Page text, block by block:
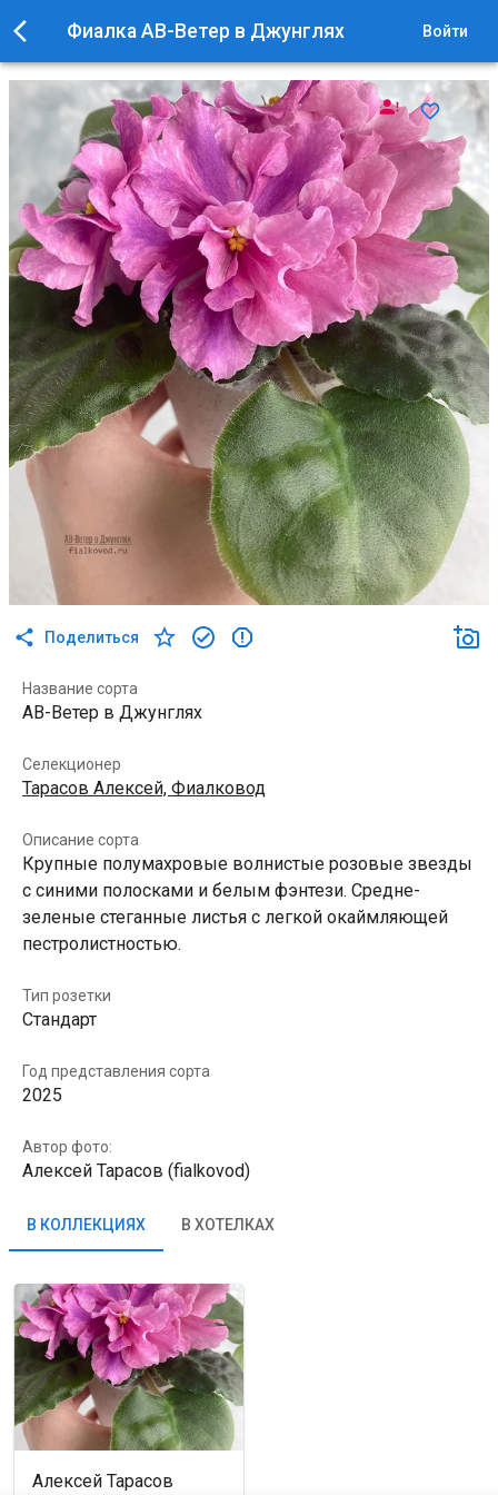
Фиалка АВ-Ветер в Джунглях Войти
Поделиться
Название сорта
АВ-Ветер в Джунглях
Селекционер
Тарасов Алексей, Фиалковод
Описание сорта
Крупные полумахровые волнистые розовые звезды
с синими полосками и белым фэнтези. Средне-
зеленые стеганные листья с легкой окаймляющей
пестролистностью.
Тип розетки
Стандарт
Год представления сорта
2025
Автор фото:
Алексей Тарасов (fialkovod)
В КОЛЛЕКЦИЯХ В ХОТЕЛКАХ
Алексей Тарасов